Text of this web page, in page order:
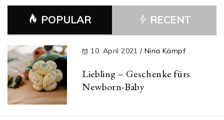
POPULAR RECENT
10. April 2021/ Nina Kämpf
Liebling – Geschenke fürs
Newborn-Baby